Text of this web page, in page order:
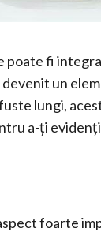
poate fi
devenit un
lungi,
a-ți
foarte